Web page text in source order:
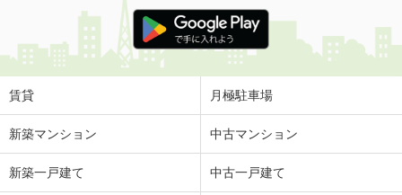
賃貸 月極駐車場
新築マンション 中古マンション
新築一戸建て 中古一戸建て